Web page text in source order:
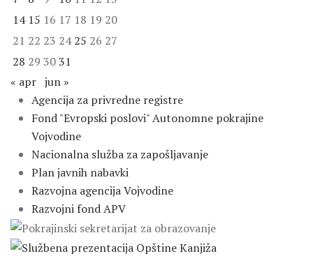
14 15 16 17 18 19 20
21 22 23 24 25 26 27
28 29 3031
« apr jun »
Agencija za privredne registre
Fond "Evropski poslovi" Autonomne pokrajine
Vojvodine
Nacionalna služba za zapošljavanje
Plan javnih nabavki
Razvojna agencija Vojvodine
Razvojni fond APV